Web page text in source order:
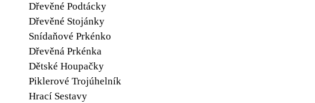
Dřevěné Podtácky
Dřevěné Stojánky
Snídaňové Prkénko
Dřevěná Prkénka
Dětské Houpačky
Piklerové Trojúhelník
Hrací Sestavy